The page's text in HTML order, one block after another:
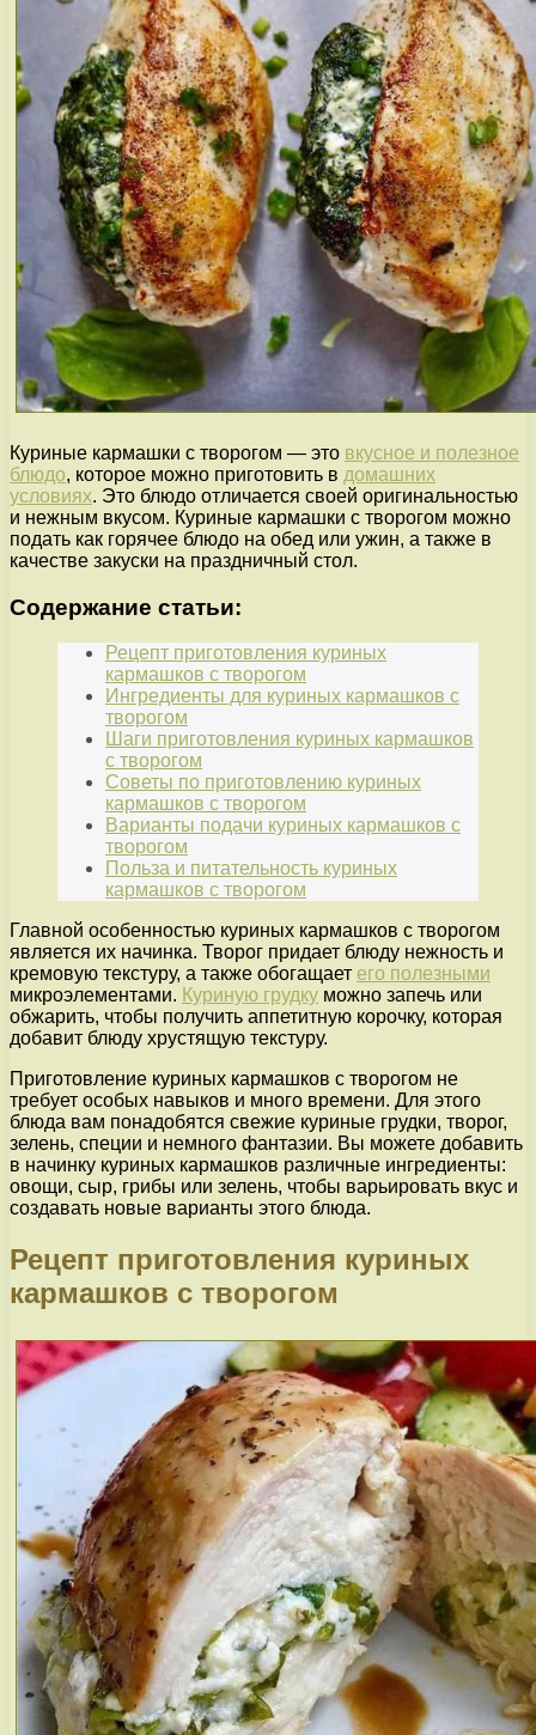
Куриные кармашки с творогом — это вкусное и полезное
блюдо, которое можно приготовить в домашних
условиях. Это блюдо отличается своей оригинальностью
и нежным вкусом. Куриные кармашки с творогом можно
подать как горячее блюдо на обед или ужин, а также в
качестве закуски на праздничный стол.
Содержание статьи:
Рецепт приготовления куриных
кармашков с творогом
Ингредиенты для куриных кармашков с
творогом
Шаги приготовления куриных кармашков
с творогом
Советы по приготовлению куриных
кармашков с творогом
Варианты подачи куриных кармашков с
творогом
Польза и питательность куриных
кармашков с творогом
Главной особенностью куриных кармашков с творогом
является их начинка. Творог придает блюду нежность и
кремовую текстуру, а также обогащает его полезными
микроэлементами. Куриную грудку можно запечь или
обжарить, чтобы получить аппетитную корочку, которая
добавит блюду хрустящую текстуру.
Приготовление куриных кармашков с творогом не
требует особых навыков и много времени. Для этого
блюда вам понадобятся свежие куриные грудки, творог,
зелень, специи и немного фантазии. Вы можете добавить
в начинку куриных кармашков различные ингредиенты:
овощи, сыр, грибы или зелень, чтобы варьировать вкус и
создавать новые варианты этого блюда.
Рецепт приготовления куриных
кармашков с творогом